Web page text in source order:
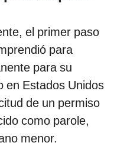
el primer paso
para
para su
en Estados Unidos
de un permiso
como parole,
menor.